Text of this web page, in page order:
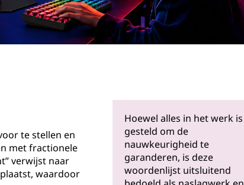
te stellen en
met fractionele
verwijst naar
waardoor
Hoewel alles in het werk is
gesteld om de
nauwkeurigheid te
garanderen, is deze
woordenlijst uitsluitend